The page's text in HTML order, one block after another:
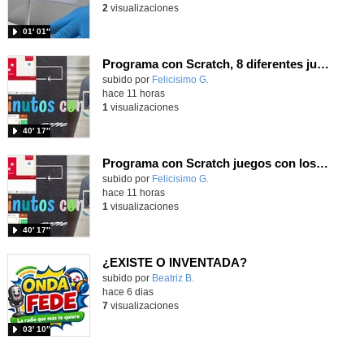
01′ 01″
2 visualizaciones
Programa con Scratch, 8 diferentes juegos para vivir la emoción de los partidos de España en el mundial 2026
Contenido educativo.
subido por Felicisimo G.
40′ 17″
hace 11 horas
1 visualizaciones
Programa con Scratch juegos con los partidos del mundial 2026 ganados por España
Contenido educativo.
subido por Felicisimo G.
40′ 17″
hace 11 horas
1 visualizaciones
¿EXISTE O INVENTADA?
Contenido educativo.
subido por Beatriz B.
03′ 10″
hace 6 dias
7visualizaciones